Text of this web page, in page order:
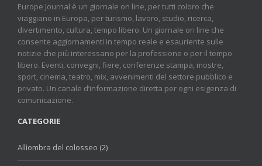
Europe Journal è un giornale on line, per tutti coloro che
viaggiano in Europa, per turismo, lavoro, studio, ricerca,
divertimento, cultura, tempo libero. Un giornale on line che
consente aggiornamenti in tempo reale e esauriente sulle
notizie che più interessano per la professione o per il tempo
libero. Eventi, convegni, fiere, conferenze stampa, mostre,
sport, cinema, teatro, mix, avvenimenti del settore pubblico e
privato. Un canale d’informazione diretta per ogni esigenza di
comunicazione.
CATEGORIE
Allìombra del colosseo (2)